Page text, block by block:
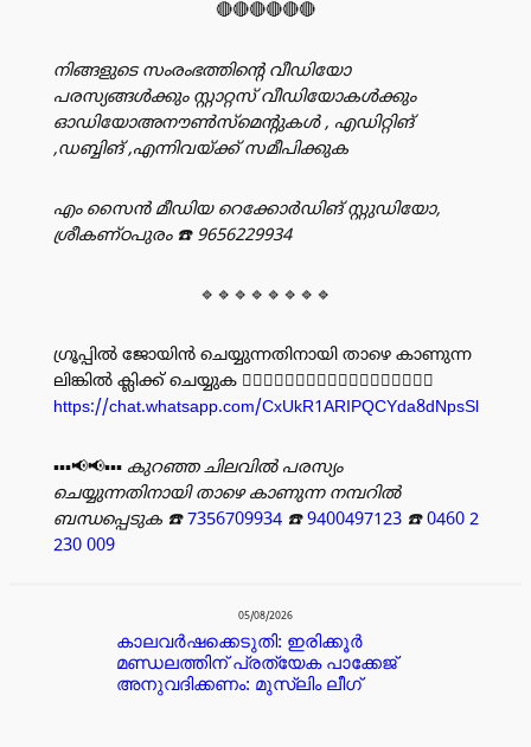
🔴🔴🔴🔴🔴🔴
നിങ്ങളുടെ സംരംഭത്തിൻ്റെ വീഡിയോ
പരസ്യങ്ങൾക്കും സ്റ്റാറ്റസ് വീഡിയോകൾക്കും
ഓഡിയോഅനൗൺസ്‌മെന്റുകൾ , എഡിറ്റിങ്
,ഡബ്ബിങ് ,എന്നിവയ്ക്ക് സമീപിക്കുക
എം സൈൻ മീഡിയ റെക്കോർഡിങ് സ്റ്റുഡിയോ,
ശ്രീകണ്ഠപുരം ☎️ 9656229934
🔹🔹🔹🔹🔹🔹🔹🔹
ഗ്രൂപ്പിൽ ജോയിൻ ചെയ്യുന്നതിനായി താഴെ കാണുന്ന
ലിങ്കിൽ ക്ലിക്ക് ചെയ്യുക 👇🏻👇🏻👇🏻👇🏻👇🏻👇🏻👇🏻👇🏻👇🏻
https://chat.whatsapp.com/CxUkR1ARIPQCYda8dNpsSl
▪️▪️▪️📢📢▪️▪️▪️ കുറഞ്ഞ ചിലവിൽ പരസ്യം
ചെയ്യുന്നതിനായി താഴെ കാണുന്ന നമ്പറിൽ
ബന്ധപ്പെടുക ☎️7356709934 ☎️9400497123 ☎️0460 2
230 009
05/08/2026
കാലവർഷക്കെടുതി: ഇരിക്കൂർ
മണ്ഡലത്തിന് പ്രത്യേക പാക്കേജ്
അനുവദിക്കണം: മുസ്ലിം ലീഗ്